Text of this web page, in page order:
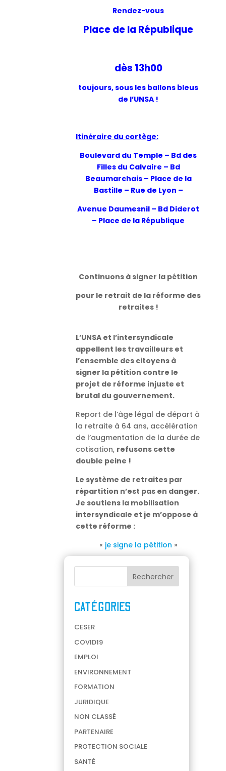
Rendez-vous
Place de la République
dès 13h00
toujours, sous les ballons bleus
de l’UNSA !
Itinéraire du cortège:
Boulevard du Temple – Bd des
Filles du Calvaire – Bd
Beaumarchais – Place de la
Bastille – Rue de Lyon –
Avenue Daumesnil – Bd Diderot
– Place de la République
Continuons à signer la pétition
pour le retrait de la réforme des
retraites !
L’UNSA et l’intersyndicale
appellent les travailleurs et
l’ensemble des citoyens à
signer la pétition contre le
projet de réforme injuste et
brutal du gouvernement.
Report de l’âge légal de départ à
la retraite à 64 ans, accélération
de l’augmentation de la durée de
cotisation, refusons cette
double peine !
Le système de retraites par
répartition n’est pas en danger.
Je soutiens la mobilisation
intersyndicale et je m’oppose à
cette réforme :
« je signe la pétition »
CATÉGORIES
CESER
COVID19
EMPLOI
ENVIRONNEMENT
FORMATION
JURIDIQUE
NON CLASSÉ
PARTENAIRE
PROTECTION SOCIALE
SANTÉ